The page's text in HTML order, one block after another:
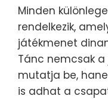
Minden
rendelkezik,
játékmenet
Tánc nemcsak
mutatja be,
is adhat a